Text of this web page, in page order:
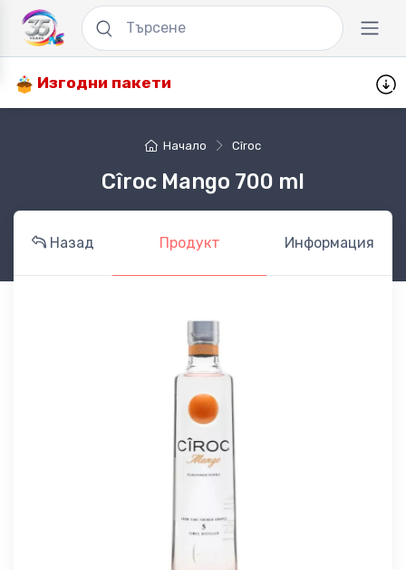
Изгодни пакети
Начало Cîroc
Cîroc Mango 700 ml
Назад Продукт Информация